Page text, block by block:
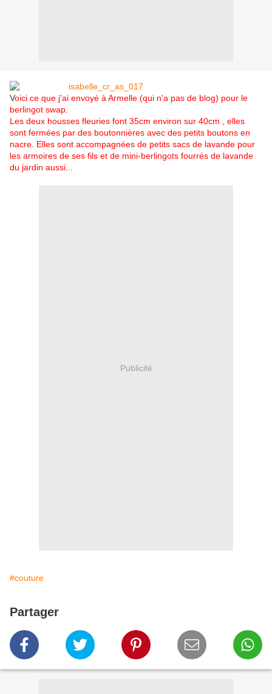
Voici ce que j'ai envoyé à Armelle (qui n'a pas de blog) pour le
berlingot swap.
Les deux housses fleuries font 35cm environ sur 40cm , elles
sont fermées par des boutonnières avec des petits boutons en
nacre. Elles sont accompagnées de petits sacs de lavande pour
les armoires de ses fils et de mini-berlingots fourrés de lavande
du jardin aussi...
Publicité
#couture
Partager